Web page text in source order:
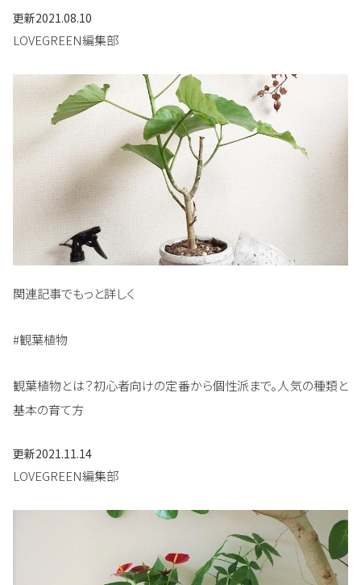
更新2021.08.10
LOVEGREEN編集部
関連記事でもっと詳しく
#観葉植物
観葉植物とは？初心者向けの定番から個性派まで。人気の種類と
基本の育て方
更新2021.11.14
LOVEGREEN編集部